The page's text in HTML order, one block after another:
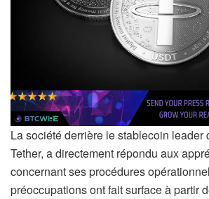
La société derrière le stablecoin leader
Tether, a directement répondu aux
concernant ses procédures
préoccupations ont fait surface à partir